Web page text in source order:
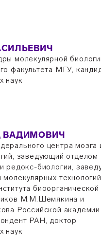
молекулярной
факультета МГУ,
наук
ВАДИМОВИЧ
центра мозга
заведующий отделом
редокс-биологии,
биоорганической
М.М.Шемякина и
Российской академии
РАН, доктор
наук